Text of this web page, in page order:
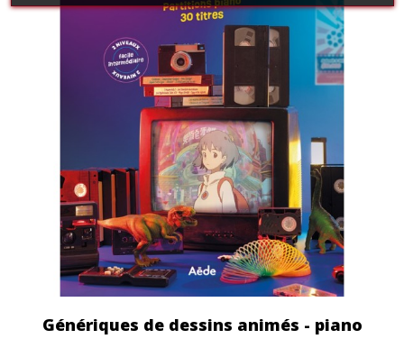
Génériques de dessins animés - piano